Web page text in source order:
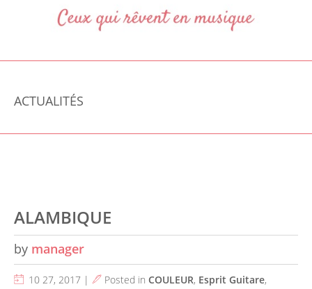
ACTUALITÉS
ALAMBIQUE
by manager
10 27, 2017 | Posted in COULEUR, Esprit Guitare,